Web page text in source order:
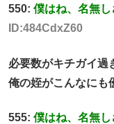
550: 僕はね、名無
ID:484CdxZ60
必要数がキチガイ過
俺の姪がこんなにも
555: 僕はね、名無